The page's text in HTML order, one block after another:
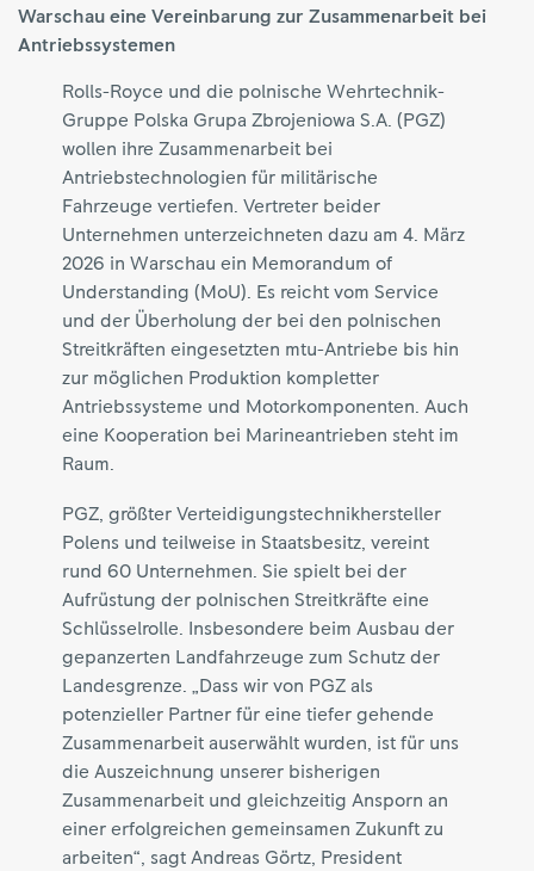
Warschau eine Vereinbarung zur Zusammenarbeit bei
Antriebssystemen
Rolls-Royce und die polnische Wehrtechnik-
Gruppe Polska Grupa Zbrojeniowa S.A. (PGZ)
wollen ihre Zusammenarbeit bei
Antriebstechnologien für militärische
Fahrzeuge vertiefen. Vertreter beider
Unternehmen unterzeichneten dazu am 4. März
2026 in Warschau ein Memorandum of
Understanding (MoU). Es reicht vom Service
und der Überholung der bei den polnischen
Streitkräften eingesetzten mtu-Antriebe bis hin
zur möglichen Produktion kompletter
Antriebssysteme und Motorkomponenten. Auch
eine Kooperation bei Marineantrieben steht im
Raum.
PGZ, größter Verteidigungstechnikhersteller
Polens und teilweise in Staatsbesitz, vereint
rund 60 Unternehmen. Sie spielt bei der
Aufrüstung der polnischen Streitkräfte eine
Schlüsselrolle. Insbesondere beim Ausbau der
gepanzerten Landfahrzeuge zum Schutz der
Landesgrenze. „Dass wir von PGZ als
potenzieller Partner für eine tiefer gehende
Zusammenarbeit auserwählt wurden, ist für uns
die Auszeichnung unserer bisherigen
Zusammenarbeit und gleichzeitig Ansporn an
einer erfolgreichen gemeinsamen Zukunft zu
arbeiten“, sagt Andreas Görtz, President